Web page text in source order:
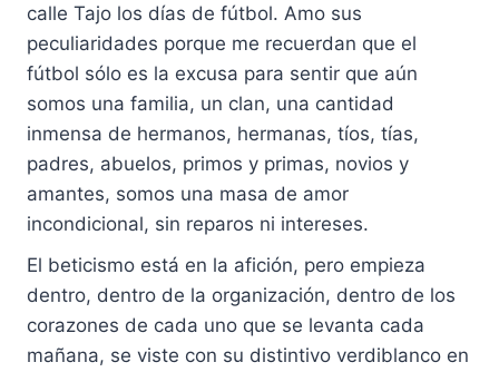
calle Tajo los días de fútbol. Amo sus
peculiaridades porque me recuerdan que el
fútbol sólo es la excusa para sentir que aún
somos una familia, un clan, una cantidad
inmensa de hermanos, hermanas, tíos, tías,
padres, abuelos, primos y primas, novios y
amantes, somos una masa de amor
incondicional, sin reparos ni intereses.
El beticismo está en la afición, pero empieza
dentro, dentro de la organización, dentro de los
corazones de cada uno que se levanta cada
mañana, se viste con su distintivo verdiblanco en